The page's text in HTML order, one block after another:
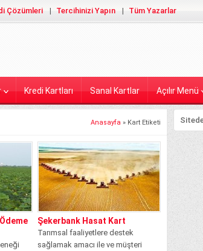
Çözümleri Tercihinizi Yapın Tüm Yazarlar
Kredi Kartları Sanal Kartlar Açılır Menü
Anasayfa » Kart Etiketi
Şekerbank Hasat Kart
Tarımsal faaliyetlere destek
sağlamak amacı ile ve müşteri